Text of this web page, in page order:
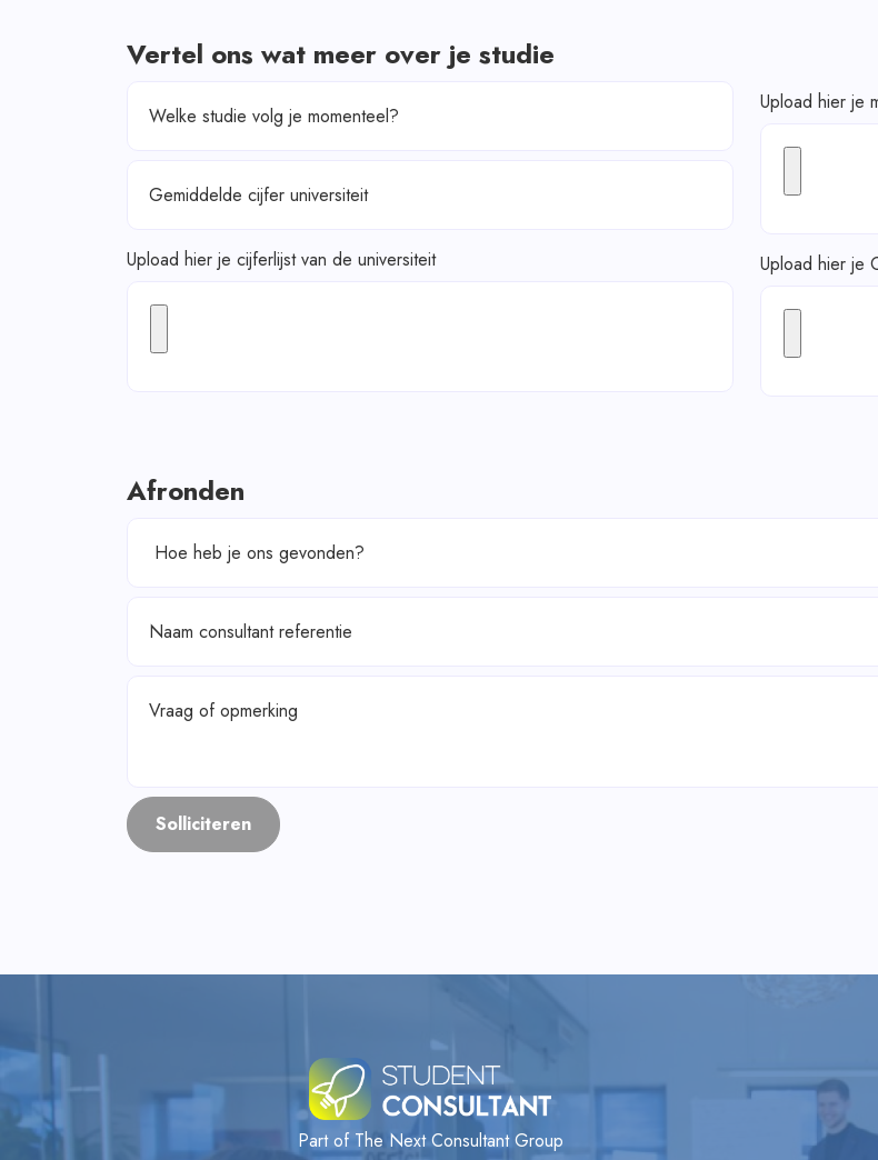
Vertel ons wat meer over je studie
Welke studie volg je momenteel?
Gemiddelde cijfer universiteit
Upload hier je cijferlijst van de universiteit
Upload hier je
Upload hier je
Afronden
Naam consultant referentie
Vraag of opmerking
Part of The Next Consultant Group